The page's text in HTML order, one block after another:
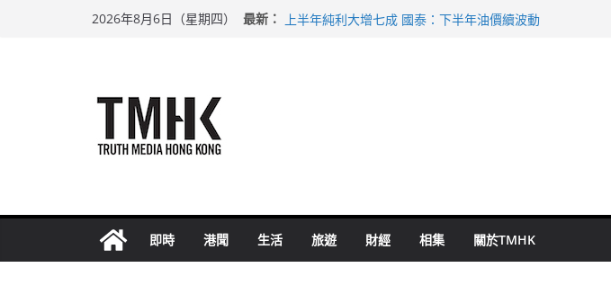
2026年8月6日（星期四） 最新：
足球盛會次場激戰 祖雲達斯挫車路士
即時 港聞 生活 旅遊 財經 相集 關於TMHK